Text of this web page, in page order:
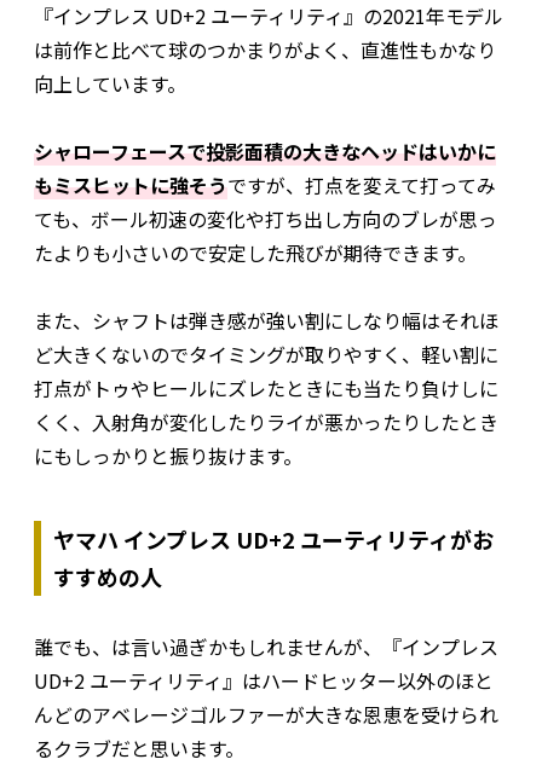
『インプレス UD+2 ユーティリティ』の2021年モデル
は前作と比べて球のつかまりがよく、直進性もかなり
向上しています。
シャローフェースで投影面積の大きなヘッドはいかに
もミスヒットに強そうですが、打点を変えて打ってみ
ても、ボール初速の変化や打ち出し方向のブレが思っ
たよりも小さいので安定した飛びが期待できます。
また、シャフトは弾き感が強い割にしなり幅はそれほ
ど大きくないのでタイミングが取りやすく、軽い割に
打点がトゥやヒールにズレたときにも当たり負けしに
くく、入射角が変化したりライが悪かったりしたとき
にもしっかりと振り抜けます。
ヤマハ インプレス UD+2 ユーティリティがお
すすめの人
誰でも、は言い過ぎかもしれませんが、『インプレス
UD+2 ユーティリティ』はハードヒッター以外のほと
んどのアベレージゴルファーが大きな恩恵を受けられ
るクラブだと思います。